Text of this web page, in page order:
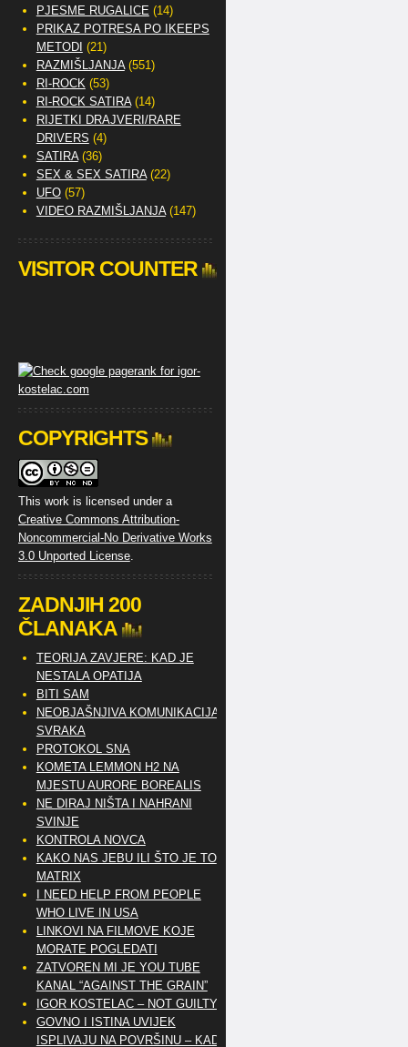
PJESME RUGALICE (14)
PRIKAZ POTRESA PO IKEEPS
METODI (21)
RAZMIŠLJANJA(551)
RI-ROCK(53)
RI-ROCK SATIRA(14)
RIJETKI DRAJVERI/RARE
DRIVERS (4)
SATIRA(36)
SEX & SEX SATIRA(22)
UFO(57)
VIDEO RAZMIŠLJANJA(147)
VISITOR COUNTER
COPYRIGHTS
This work is licensed under a
Creative Commons Attribution-
Noncommercial-No Derivative Works
3.0 Unported License.
ZADNJIH 200
ČLANAKA
TEORIJA ZAVJERE: KAD JE
NESTALA OPATIJA
BITI SAM
NEOBJAŠNJIVA KOMUNIKACIJA
SVRAKA
PROTOKOL SNA
KOMETA LEMMON H2 NA
MJESTU AURORE BOREALIS
NE DIRAJ NIŠTA I NAHRANI
SVINJE
KONTROLA NOVCA
KAKO NAS JEBU ILI ŠTO JE TO
MATRIX
I NEED HELP FROM PEOPLE
WHO LIVE IN USA
LINKOVI NA FILMOVE KOJE
MORATE POGLEDATI
ZATVOREN MI JE YOU TUBE
KANAL “AGAINST THE GRAIN”
IGOR KOSTELAC – NOT GUILTY
GOVNO I ISTINA UVIJEK
ISPLIVAJU NA POVRŠINU – KAD